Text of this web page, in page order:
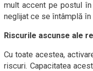
mult accent pe postul
neglijat ce se întâmplă în
Riscurile ascunse ale
Cu toate acestea,
riscuri. Capacitatea